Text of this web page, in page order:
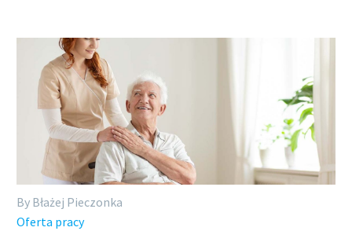
By Błażej Pieczonka
Oferta pracy